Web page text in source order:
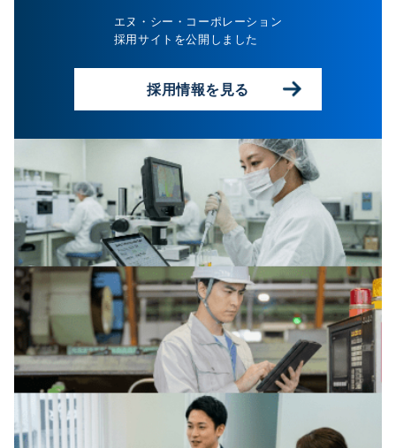
088-
699-
5121
東
京
営
業
所
03-
3433-
エヌ・シー・コーポレーション
採用サイトを公開しました
採用情報を見る